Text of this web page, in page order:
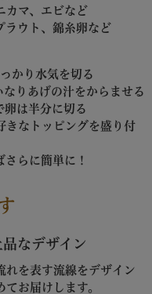
カマ、エビなど
ラウト、錦糸卵など
かり水気を切る
りあげの汁をからませる
卵は半分に切る
きなトッピングを盛り付
らに簡単に！
なデザイン
れを表す流線をデザイン
お届けします。